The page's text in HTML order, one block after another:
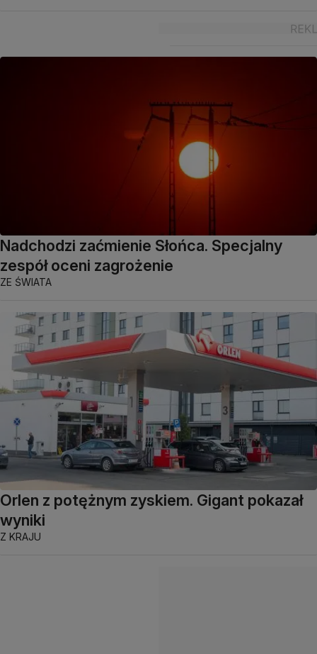
Nadchodzi zaćmienie Słońca. Specjalny
zespół oceni zagrożenie
ZE ŚWIATA
Orlen z potężnym zyskiem. Gigant pokazał
wyniki
Z KRAJU